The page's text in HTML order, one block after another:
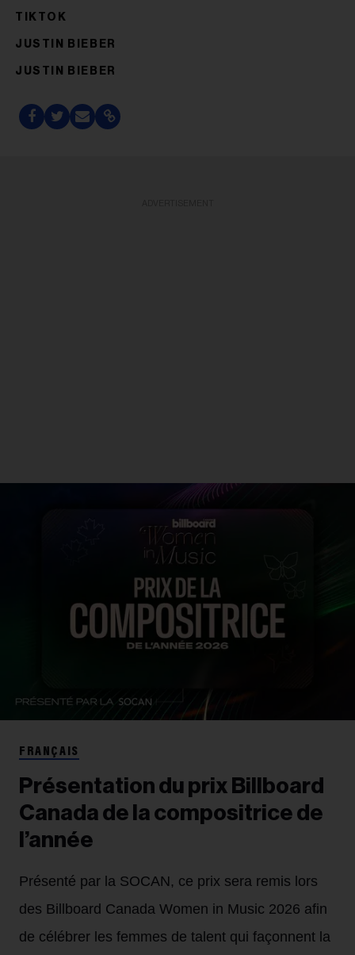
TIKTOK
JUSTIN BIEBER
JUSTIN BIEBER
FRANÇAIS
Présentation du prix Billboard
Canada de la compositrice de
l’année
Présenté par la SOCAN, ce prix sera remis lors
des Billboard Canada Women in Music 2026 afin
de célébrer les femmes de talent qui façonnent la